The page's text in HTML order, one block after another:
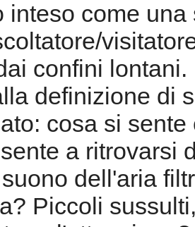
inteso come
confini
definizione di
cosa si
a ritrovarsi
dell'aria
Piccoli